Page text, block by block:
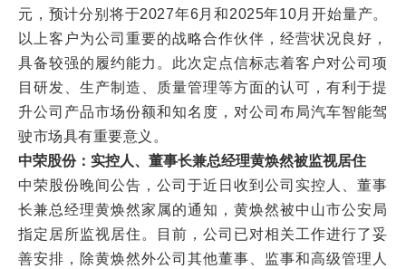
元，预计分别将于2027年6月和2025年10月开始量产。
以上客户为公司重要的战略合作伙伴，经营状况良好，
具备较强的履约能力。此次定点信标志着客户对公司项
目研发、生产制造、质量管理等方面的认可，有利于提
升公司产品市场份额和知名度，对公司布局汽车智能驾
驶市场具有重要意义。
中荣股份：实控人、董事长兼总经理黄焕然被监视居住
中荣股份晚间公告，公司于近日收到公司实控人、董事
长兼总经理黄焕然家属的通知，黄焕然被中山市公安局
指定居所监视居住。目前，公司已对相关工作进行了妥
善安排，除黄焕然外公司其他董事、监事和高级管理人